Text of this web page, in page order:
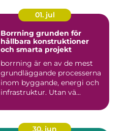
01. jul
Borrning grunden för
hållbara konstruktioner
och smarta projekt
borrning är en av de mest
grundläggande processerna
inom byggande, energi och
infrastruktur. Utan vä...
30. jun